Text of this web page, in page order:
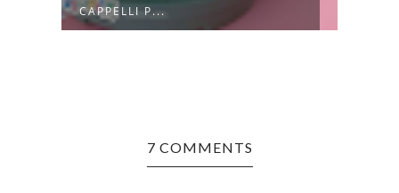
CAPPELLI P...
7 COMMENTS